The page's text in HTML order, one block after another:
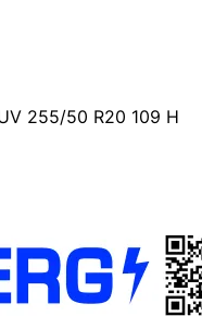
255/50 R20 109 H